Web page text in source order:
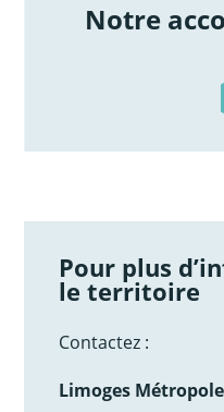
Notre
/notre-
Pour plus
le territoire
Contactez :
Limoges Métropole